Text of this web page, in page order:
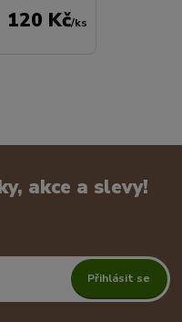
120 Kč/ks
akce a slevy!
Přihlásit se